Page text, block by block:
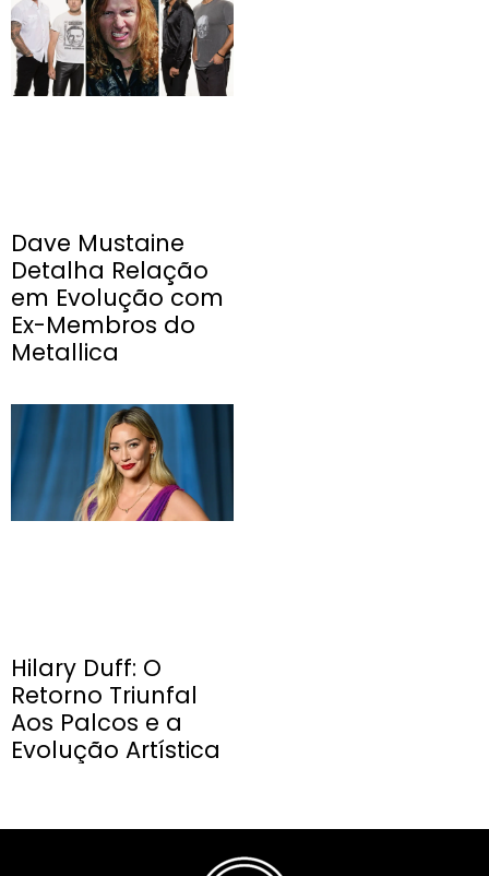
Dave Mustaine
Detalha Relação
em Evolução com
Ex-Membros do
Metallica
Hilary Duff: O
Retorno Triunfal
Aos Palcos e a
Evolução Artística